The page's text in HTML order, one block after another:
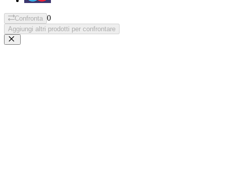
Confronta 0
Aggiungi altri prodotti per confrontare